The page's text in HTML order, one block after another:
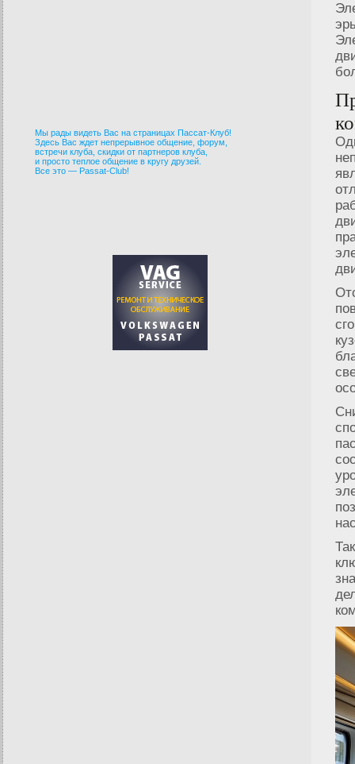
Мы рады видеть Вас на страницах Пассат-Клуб!
Здесь Вас ждет непрерывное общение, форум,
встречи клуба, скидки от партнеров клуба,
и просто теплое общение в кругу друзей.
Все это — Passat-Club!